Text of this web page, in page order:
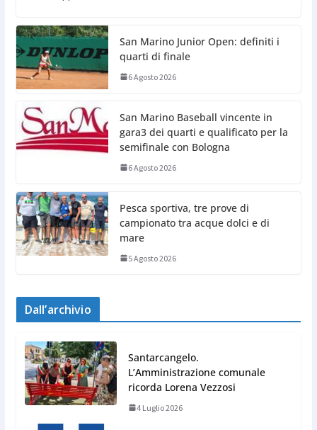
San Marino Junior Open: definiti i
quarti di finale
6 Agosto 2026
San Marino Baseball vincente in
gara3 dei quarti e qualificato per la
semifinale con Bologna
6 Agosto 2026
Pesca sportiva, tre prove di
campionato tra acque dolci e di
mare
5 Agosto 2026
Dall’archivio
Santarcangelo.
L’Amministrazione comunale
ricorda Lorena Vezzosi
4 Luglio 2026